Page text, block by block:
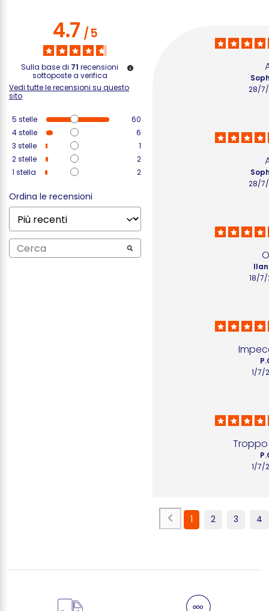
4.7/5
Sulla base di 71 recensioni
sottoposte a verifica
Vedi tutte le recensioni su questo
sito
5 stelle
60
4stelle
6
3 stelle
1
2stelle
2
1 stella 2
Ordina le recensioni
28/
28/
18/
1/7/
1/7/
1 2 3 4